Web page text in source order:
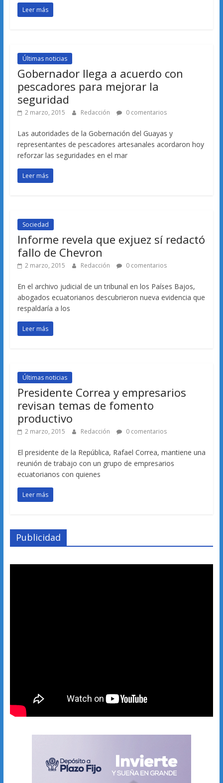
Leer más
Últimas noticias
Gobernador llega a acuerdo con
pescadores para mejorar la
seguridad
2 marzo, 2015 Redacción 0 comentarios
Las autoridades de la Gobernación del Guayas y
representantes de pescadores artesanales acordaron hoy
reforzar las seguridades en el mar
Leer más
Sociedad
Informe revela que exjuez sí redactó
fallo de Chevron
2 marzo, 2015 Redacción 0 comentarios
En el archivo judicial de un tribunal en los Países Bajos,
abogados ecuatorianos descubrieron nueva evidencia que
respaldaría a los
Leer más
Últimas noticias
Presidente Correa y empresarios
revisan temas de fomento
productivo
2 marzo, 2015 Redacción 0 comentarios
El presidente de la República, Rafael Correa, mantiene una
reunión de trabajo con un grupo de empresarios
ecuatorianos con quienes
Leer más
Publicidad